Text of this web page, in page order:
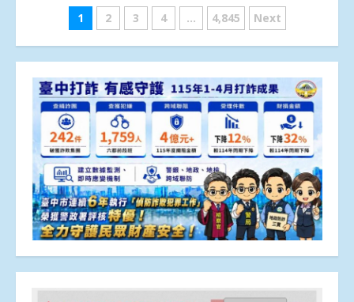
文
章
分
頁
1 2 3 4 ... 4,845 Next